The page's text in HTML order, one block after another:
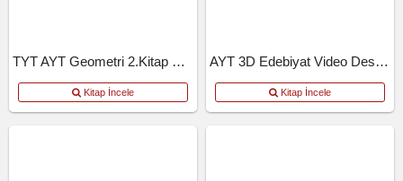
TYT AYT Geometri 2.Kitap Video Destekli Defter
Kitap İncele
AYT 3D Edebiyat Video Destekli Defter
Kitap İncele